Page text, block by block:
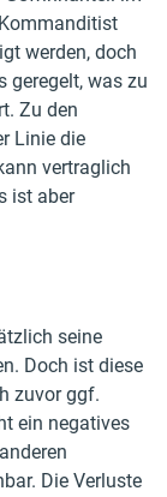
werden, doch
geregelt, was zu
Zu den
Linie die
vertraglich
ist aber
seine
Doch ist diese
zuvor ggf.
ein negatives
Die Verluste